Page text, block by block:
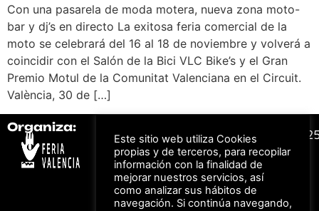
Con una pasarela de moda motera, nueva zona moto-
bar y dj’s en directo La exitosa feria comercial de la
moto se celebrará del 16 al 18 de noviembre y volverá a
coincidir con el Salón de la Bici VLC Bike’s y el Gran
Premio Motul de la Comunitat Valenciana en el Circuit.
València, 30 de […]
Organiza:
Bonos descuento para
los viajes a ferias
organizadas por Feria
Valencia al obtener tu
entrada
Aviso Legal –
de Privacidad
© Feria Valencia, todos
Este sitio web utiliza Cookies
propias y de terceros, para recopilar
información con la finalidad de
mejorar nuestros servicios, así
como analizar sus hábitos de
navegación. Si continúa navegando,